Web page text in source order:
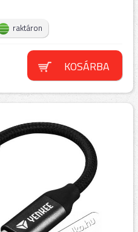
raktáron
KOSÁRBA